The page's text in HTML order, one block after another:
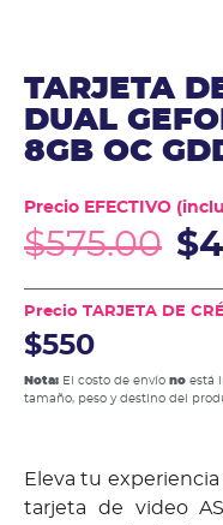
TARJETA
DUAL
8GB OC
Precio EFECTIVO
$575.00 $
Precio TARJETA DE
$550
Nota: El costo de envío no está
tamaño, peso y destino del
Eleva tu
tarjeta de video